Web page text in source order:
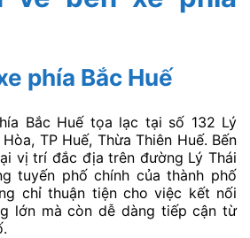
phía Bắc Huế
Bắc Huế tọa lạc tại số 132 Lý
TP Huế, Thừa Thiên Huế. Bến
vị trí đắc địa trên đường Lý Thái
tuyến phố chính của thành phố
chỉ thuận tiện cho việc kết nối
lớn mà còn dễ dàng tiếp cận từ